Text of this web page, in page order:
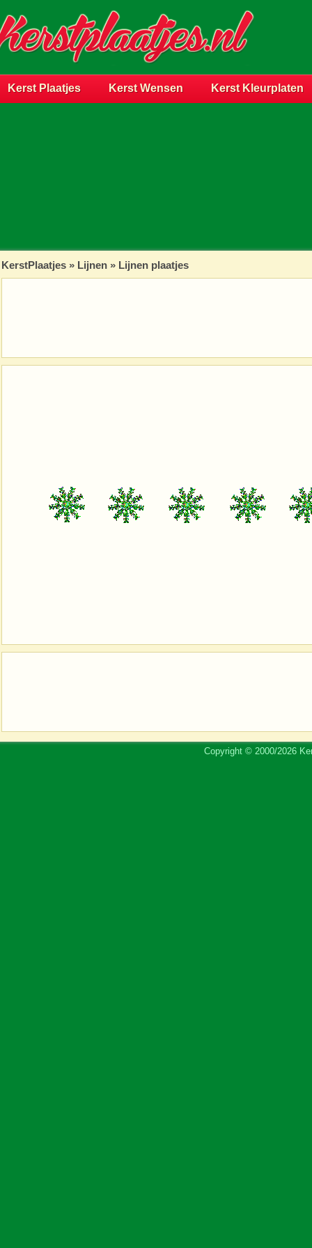
Kerst Plaatjes Kerst Wensen Kerst Kleurplaten
KerstPlaatjes » Lijnen » Lijnen plaatjes
Copyright © 2000/2026